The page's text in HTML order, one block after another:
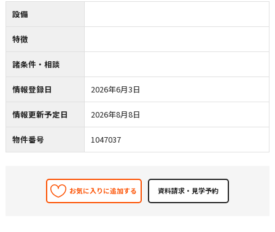
設備
特徴
諸条件・相談
情報登録日 2026年6月3日
情報更新予定日 2026年8月8日
物件番号 1047037
お気に入りに追加する